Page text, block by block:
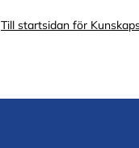
Till startsidan för